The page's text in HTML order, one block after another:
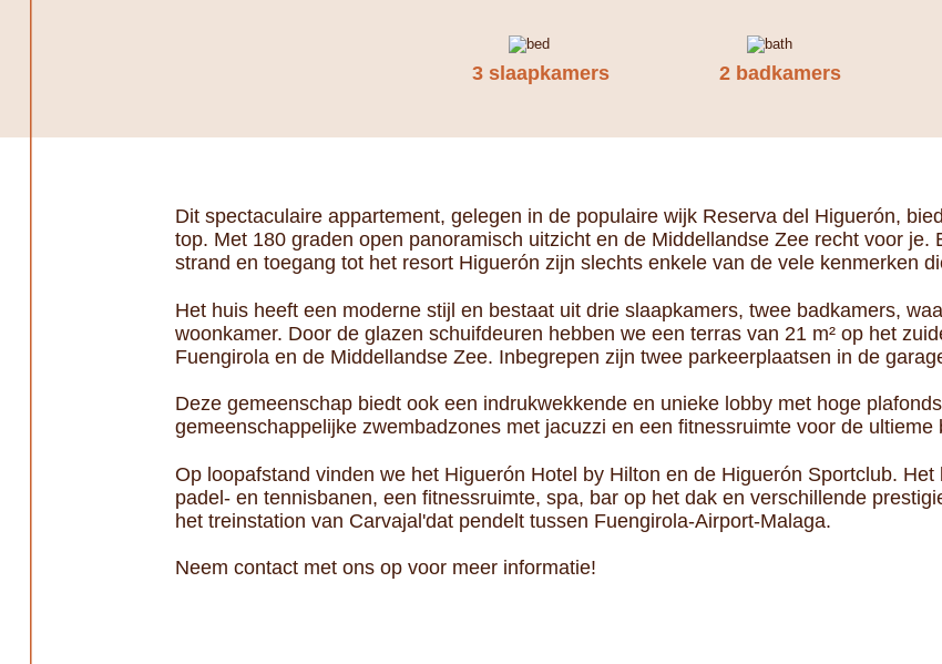
3 slaapkamers 2 badkamers
Dit spectaculaire appartement, gelegen in de populaire wijk Reserva del Higuerón,
top. Met 180 graden open panoramisch uitzicht en de Middellandse Zee recht voor je.
strand en toegang tot het resort Higuerón zijn slechts enkele van de vele kenmerken
Het huis heeft een moderne stijl en bestaat uit drie slaapkamers, twee badkamers,
woonkamer. Door de glazen schuifdeuren hebben we een terras van 21 m² op het
Fuengirola en de Middellandse Zee. Inbegrepen zijn twee parkeerplaatsen in de
Deze gemeenschap biedt ook een indrukwekkende en unieke lobby met hoge
gemeenschappelijke zwembadzones met jacuzzi en een fitnessruimte voor de
Op loopafstand vinden we het Higuerón Hotel by Hilton en de Higuerón Sportclub.
padel- en tennisbanen, een fitnessruimte, spa, bar op het dak en verschillende
het treinstation van Carvajal'dat pendelt tussen Fuengirola-Airport-Malaga.
Neem contact met ons op voor meer informatie!